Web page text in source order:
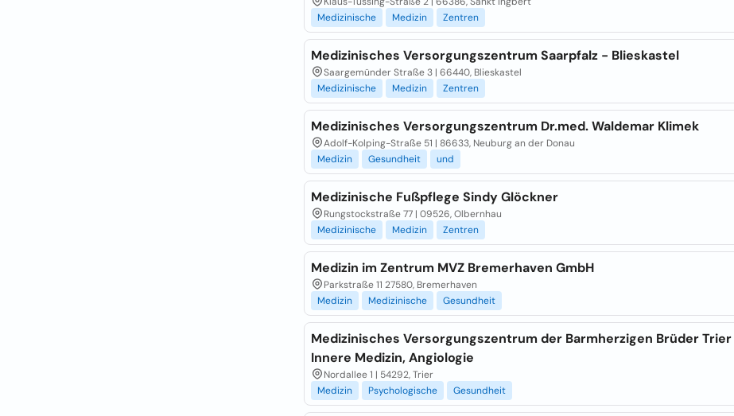
Medizinische
Medizin Zentren
Medizinisches Versorgungszentrum Saarpfalz - Blieskastel
Saargemünder Straße 3 | 66440, Blieskastel
Medizinische
Medizin Zentren
Medizinisches Versorgungszentrum Dr.med. Waldemar Klimek
Adolf-Kolping-Straße 51 | 86633, Neuburg an der Donau
Medizin
Gesundheit und
Medizinische Fußpflege Sindy Glöckner
Rungstockstraße 77 | 09526, Olbernhau
Medizinische
Medizin Zentren
Medizin im Zentrum MVZ Bremerhaven GmbH
Parkstraße 11 27580, Bremerhaven
Medizin
Medizinische Gesundheit
Medizinisches Versorgungszentrum der Barmherzigen Brüder
Innere Medizin, Angiologie
Nordallee 1 | 54292, Trier
Medizin
Psychologische Gesundheit